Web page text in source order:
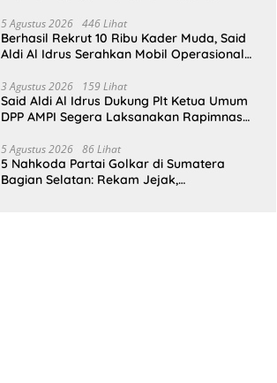
5 Agustus 2026 446 Lihat
Berhasil Rekrut 10 Ribu Kader Muda, Said
Aldi Al Idrus Serahkan Mobil Operasional
3 Agustus 2026 159 Lihat
Said Aldi Al Idrus Dukung Plt Ketua Umum
DPP AMPI Segera Laksanakan Rapimnas
5 Agustus 2026 86 Lihat
5 Nahkoda Partai Golkar di Sumatera
Bagian Selatan: Rekam Jejak,